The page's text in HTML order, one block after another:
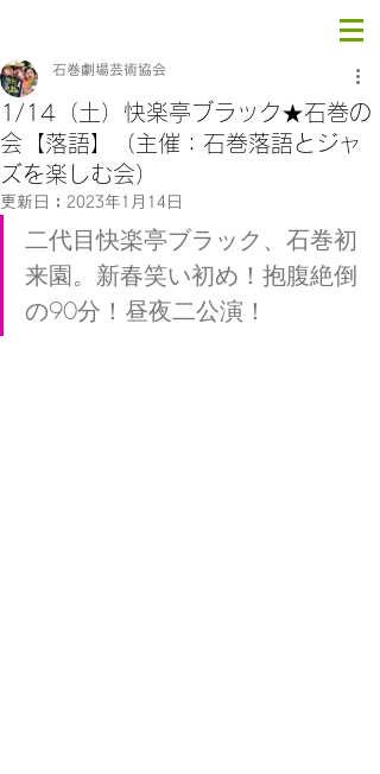
1/14（土）快楽亭ブラック★石巻の
会【落語】（主催：石巻落語とジャ
ズを楽しむ会）
石巻劇場芸術協会
更新日： 2023年1月14日
二代目快楽亭ブラック、石巻初
来園。新春笑い初め！抱腹絶倒
の90分！昼夜二公演！